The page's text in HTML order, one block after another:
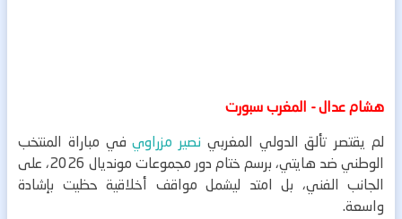
هشام عدال - المغرب سبورت
لم يقتصر تألق الدولي المغربي نصير مزراويفي مباراة المنتخب
الوطني ضد هايتي، برسم ختام دور مجموعات مونديال 2026، على
الجانب الفني، بل امتد ليشمل مواقف أخلاقية حظيت بإشادة
واسعة.